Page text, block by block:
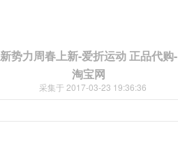
新势力周春上新-爱折运动 正品代购-
淘宝网
采集于 2017-03-23 19:36:36